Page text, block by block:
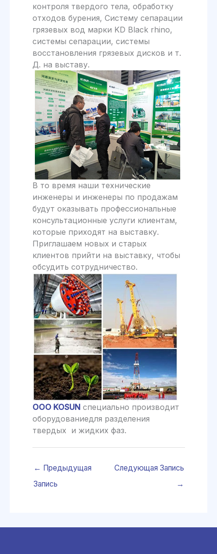
контроля твердого тела, обработку
отходов бурения, Систему сепарации
грязевых вод марки KD Black rhino,
системы сепарации, системы
восстановления грязевых дисков и т.
Д. на выставу.
В то время наши технические
инженеры и инженеры по продажам
будут оказывать профессиональные
консультационные услуги клиентам,
которые приходят на выставку.
Приглашаем новых и старых
клиентов прийти на выставку, чтобы
обсудить сотрудничество.
ООО KOSUNспециально производит
оборудованиедля разделения
твердых и жидких фаз.
← Предыдущая
Запись
Следующая Запись
→